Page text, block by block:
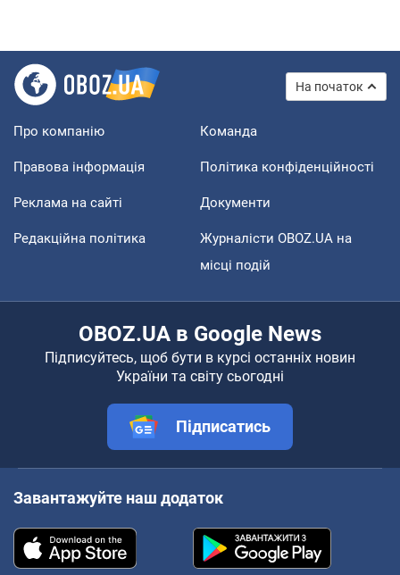
На початок
Про компанію Команда
Правова інформація Політика конфіденційності
Реклама на сайті Документи
Редакційна політика
Журналісти OBOZ.UA на
місці подій
OBOZ.UA в Google News
Підписуйтесь, щоб бути в курсі останніх новин
України та світу сьогодні
Підписатись
Завантажуйте наш додаток